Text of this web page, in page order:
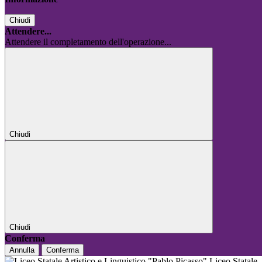
Chiudi
Attendere...
Attendere il completamento dell'operazione...
Chiudi
Chiudi
Conferma
Annulla Conferma